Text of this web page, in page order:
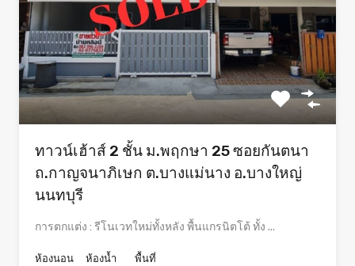
ทาวน์เฮ้าส์ 2 ชั้น ม.พฤกษา 25 ซอยกันตนา
ถ.กาญจนาภิเษก ต.บางแม่นาง อ.บางใหญ่
นนทบุรี
การตกแต่ง : รีโนเวทใหม่ทั้งหลัง พื้นแกรนิตโต้ ทั้ง ...
ห้องนอน
ห้องน้ำ
พื้นที่